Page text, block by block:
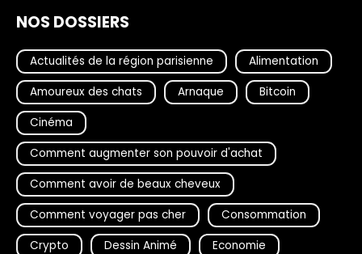
NOS DOSSIERS
Actualités de la région parisienne
Alimentation
Amoureux des chats
Arnaque
Bitcoin
Cinéma
Comment augmenter son pouvoir d'achat
Comment avoir de beaux cheveux
Comment voyager pas cher
Consommation
Crypto
Dessin Animé
Economie